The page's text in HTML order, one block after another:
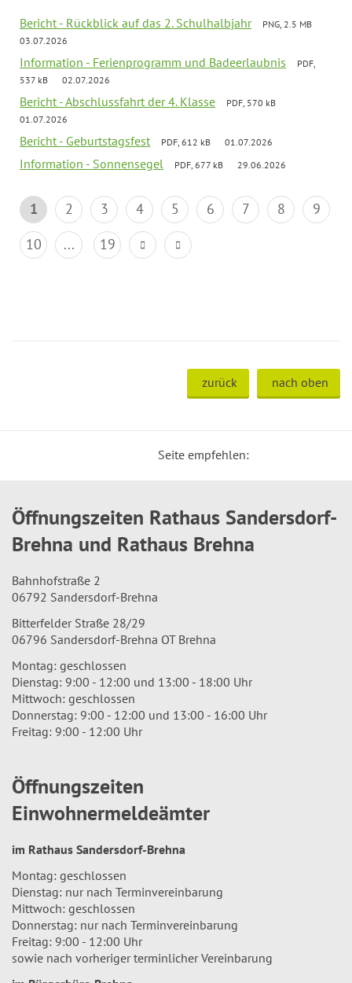
Bericht - Rückblick auf das 2. Schulhalbjahr
PNG, 2.5 MB
03.07.2026
Information - Ferienprogramm und Badeerlaubnis
PDF,
537 kB
02.07.2026
Bericht - Abschlussfahrt der 4. Klasse
PDF, 570 kB
01.07.2026
Bericht - Geburtstagsfest PDF, 612 kB 01.07.2026
Information - Sonnensegel PDF, 677 kB 29.06.2026
1 2 3 4 5 6 7 8
9
10
... 19
zurück nach oben
Seite empfehlen:
Öffnungszeiten Rathaus Sandersdorf-
Brehna und Rathaus Brehna
Bahnhofstraße 2
06792 Sandersdorf-Brehna
Bitterfelder Straße 28/29
06796 Sandersdorf-Brehna OT Brehna
Montag: geschlossen
Dienstag: 9:00 - 12:00 und 13:00 - 18:00 Uhr
Mittwoch: geschlossen
Donnerstag: 9:00 - 12:00 und 13:00 - 16:00 Uhr
Freitag: 9:00 - 12:00 Uhr
Öffnungszeiten
Einwohnermeldeämter
im Rathaus Sandersdorf-Brehna
Montag: geschlossen
Dienstag: nur nach Terminvereinbarung
Mittwoch: geschlossen
Donnerstag: nur nach Terminvereinbarung
Freitag: 9:00 - 12:00 Uhr
sowie nach vorheriger terminlicher Vereinbarung